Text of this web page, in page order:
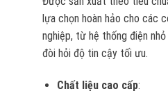
lựa chọn hoàn hảo cho các
nghiệp, từ hệ thống điện
đòi hỏi độ tin cậy tối ưu.
Chất liệu cao cấp: